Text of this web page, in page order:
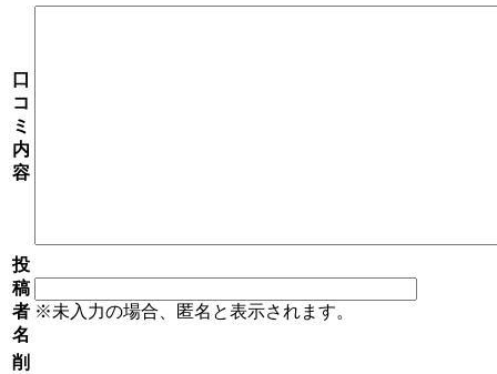
口
コ
ミ
内
容
投
稿
者
名
※未入力の場合、匿名と表示されます。
削